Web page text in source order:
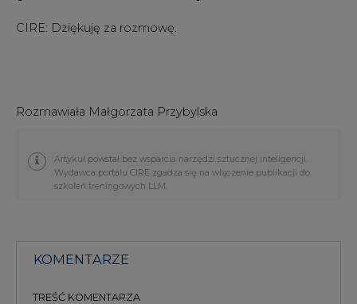
CIRE: Dziękuję za rozmowę.
Rozmawiała Małgorzata Przybylska
Artykuł powstał bez wsparcia narzędzi sztucznej inteligencji.
Wydawca portalu CIRE zgadza się na włączenie publikacji do
szkoleń treningowych LLM.
KOMENTARZE
TREŚĆ KOMENTARZA